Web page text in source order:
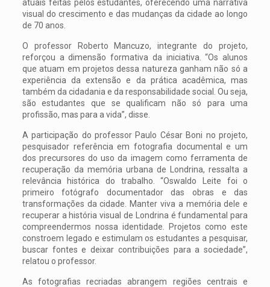
atuais feitas pelos estudantes, oferecendo uma narrativa
visual do crescimento e das mudanças da cidade ao longo
de 70 anos.
O professor Roberto Mancuzo, integrante do projeto,
reforçou a dimensão formativa da iniciativa. “Os alunos
que atuam em projetos dessa natureza ganham não só a
experiência da extensão e da prática acadêmica, mas
também da cidadania e da responsabilidade social. Ou seja,
são estudantes que se qualificam não só para uma
profissão, mas para a vida”, disse.
A participação do professor Paulo César Boni no projeto,
pesquisador referência em fotografia documental e um
dos precursores do uso da imagem como ferramenta de
recuperação da memória urbana de Londrina, ressalta a
relevância histórica do trabalho. “Oswaldo Leite foi o
primeiro fotógrafo documentador das obras e das
transformações da cidade. Manter viva a memória dele e
recuperar a história visual de Londrina é fundamental para
compreendermos nossa identidade. Projetos como este
constroem legado e estimulam os estudantes a pesquisar,
buscar fontes e deixar contribuições para a sociedade”,
relatou o professor.
As fotografias recriadas abrangem regiões centrais e